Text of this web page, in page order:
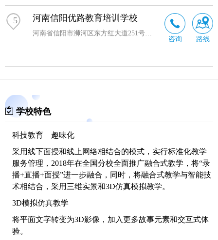
5 河南信阳优路教育培训学校
河南省信阳市浉河区东方红大道251号亚兴大厦1802室
咨询 路线
学校特色
科技教育—趣味化
采用线下面授和线上网络相结合的模式，实行标准化教学
服务管理，2018年在全国分校全面推广融合式教学，将“录
播+直播+面授”进一步融合，同时，将融合式教学与智能技
术相结合，采用三维实景和3D仿真模拟教学。
3D模拟仿真教学
将平面文字转变为3D影像，加入更多故事元素和交互式体
验。